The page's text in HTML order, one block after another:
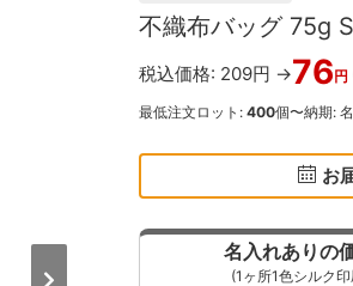
不織布バッグ 75g
税込価格: 209円 →76円
最低注文ロット: 400個〜納期:
お
名入れありの
(1ヶ所1色シルク印